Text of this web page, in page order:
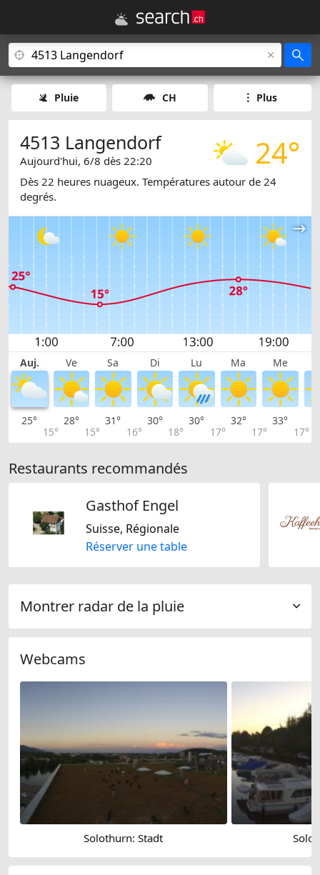
Pluie CH Plus
24°
4513 Langendorf
Aujourd'hui, 6/8 dès 22:20
Dès 22 heures nuageux. Températures autour de 24
degrés.
Auj. Ve Sa Di Lu Ma Me
25°
15°
28°
15°
31°
16°
30°
18°
30°
17°
32°
17°
33°
17°
Restaurants recommandés
Gasthof Engel
Suisse, Régionale
Réserver une table
Montrer radar de la pluie
Webcams
Solothurn: Stadt